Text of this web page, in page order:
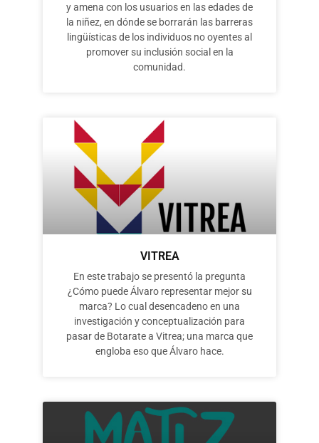
y amena con los usuarios en las edades de
la niñez, en dónde se borrarán las barreras
lingüísticas de los individuos no oyentes al
promover su inclusión social en la
comunidad.
VITREA
En este trabajo se presentó la pregunta
¿Cómo puede Álvaro representar mejor su
marca? Lo cual desencadeno en una
investigación y conceptualización para
pasar de Botarate a Vitrea; una marca que
engloba eso que Álvaro hace.